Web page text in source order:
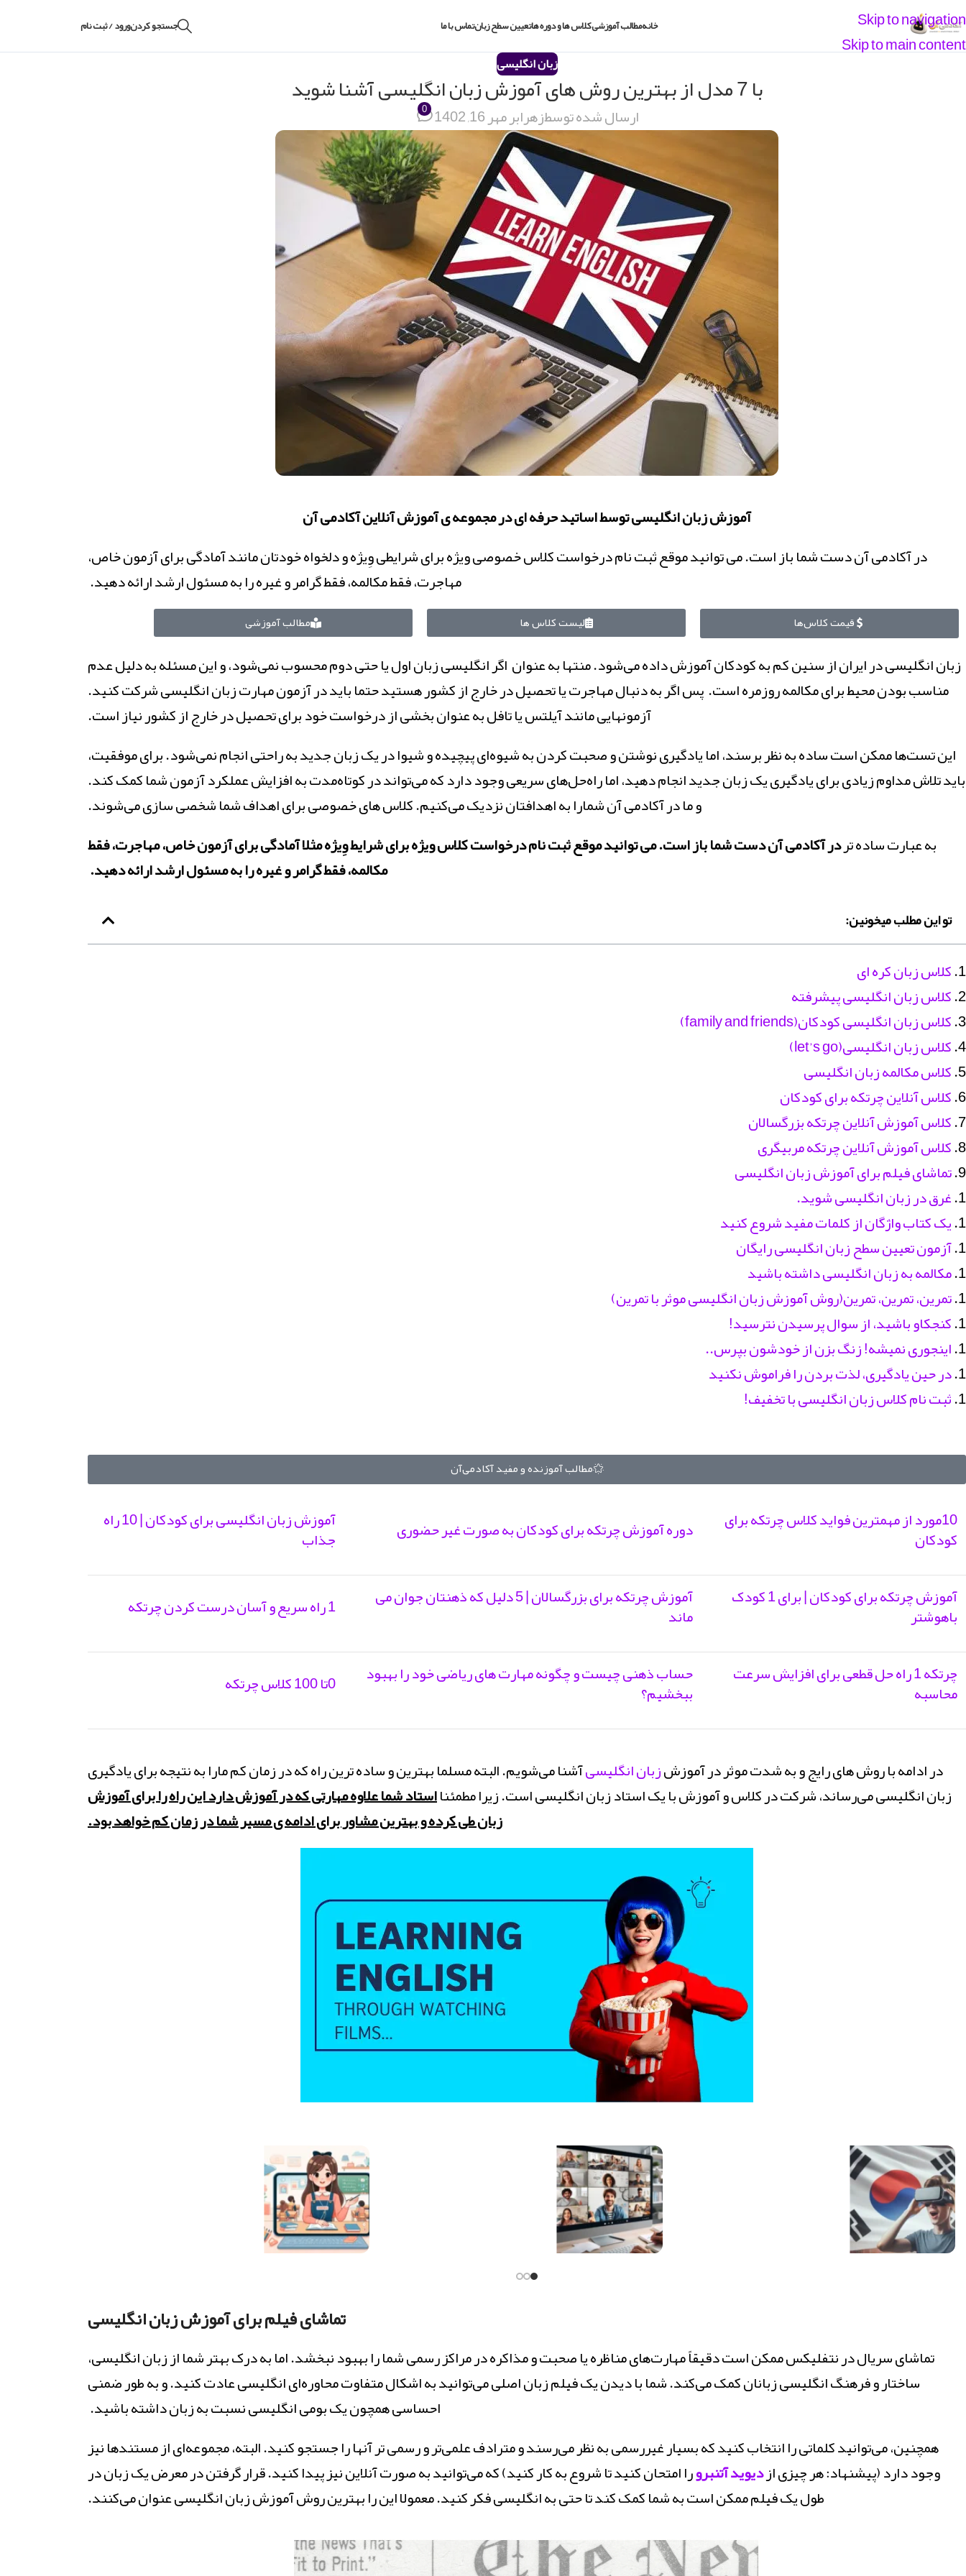
Skip to navigation
Skip to main content
خانهمطالب آموزشیکلاس ها و دوره هاتعیین سطح زبانتماس با ما جستجو کردنورود / ثبت نام
زبان انگلیسی
با 7 مدل از بهترین روش های آموزش زبان انگلیسی آشنا شوید
ارسال شده توسطزهرابر مهر 16, 1402 0
آموزش زبان انگلیسی توسط اساتید حرفه ای در مجموعه ی آموزش آنلاین آکادمی آن
در آکادمی آن دست شما باز است. می توانید موقع ثبت نام درخواست کلاس خصوصی ویژه برای شرایطی وِیژه و دلخواه خودتان مانند آمادگی برای آزمون خاص،
مهاجرت، فقط مکالمه، فقط گرامر و غیره را به مسئول ارشد ارائه دهید. ​
قیمت کلاس‌ها لیست کلاس ها مطالب آموزشی
زبان انگلیسی در ایران از سنین کم به کودکان آموزش داده می‌شود. منتها به عنوان اگر انگلیسی زبان اول یا حتی دوم محسوب نمی‌شود، و این مسئله به دلیل عدم
مناسب بودن محیط برای مکالمه روزمره است. پس اگر به دنبال مهاجرت یا تحصیل در خارج از کشور هستید حتما باید در آزمون مهارت زبان انگلیسی شرکت کنید.
آزمونهایی مانند آیلتس یا تافل به عنوان بخشی از درخواست خود برای تحصیل در خارج از کشور نیاز است.
این تست‌ها ممکن است ساده به نظر برسند، اما یادگیری نوشتن و صحبت کردن به شیوه‌ای پیچیده و شیوا در یک زبان جدید به راحتی انجام نمی‌شود. برای موفقیت،
باید تلاش مداوم زیادی برای یادگیری یک زبان جدید انجام دهید، اما راه‌حل‌های سریعی وجود دارد که می‌تواند در کوتاه‌مدت به افزایش عملکرد آزمون شما کمک کند.
و ما در آکادمی آن شمارا به اهدافتان نزدیک می‌کنیم. کلاس های خصوصی برای اهداف شما شخصی سازی می‌شوند.
به عبارت ساده تردر آکادمی آن دست شما باز است. می توانید موقع ثبت نام درخواست کلاس ویژه برای شرایط وِیژه مثلا آمادگی برای آزمون خاص، مهاجرت، فقط
مکالمه، فقط گرامر و غیره را به مسئول ارشد ارائه دهید.
تو این مطلب میخونین:
کلاس زبان کره ای
کلاس زبان انگلیسی پیشرفته
کلاس زبان انگلیسی کودکان(family and friends)
کلاس زبان انگلیسی(let’s go)
کلاس مکالمه زبان انگلیسی
کلاس آنلاین چرتکه برای کودکان
کلاس آموزش آنلاین چرتکه بزرگسالان
کلاس آموزش آنلاین چرتکه مربیگری
تماشای فیلم برای آموزش زبان انگلیسی
غرق در زبان انگلیسی شوید.
یک کتاب واژگان از کلمات مفید شروع کنید
آزمون تعیین سطح زبان انگلیسی رایگان
مکالمه به زبان انگلیسی داشته باشید
تمرین، تمرین، تمرین(روش آموزش زبان انگلیسی موثر با تمرین)
کنجکاو باشید، از سوال پرسیدن نترسید!
اینجوری نمیشه! زنگ بزن از خودشون بپرس..
در حین یادگیری، لذت بردن را فراموش نکنید
ثبت نام کلاس زبان انگلیسی با تخفیف!
مطالب آموزنده و مفید آکادمی‌آن
10مورد از مهمترین فواید کلاس چرتکه برای
کودکان دوره‌ آموزش چرتکه برای کودکان به صورت غیر حضوری آموزش زبان انگلیسی برای کودکان | 10 راه
جذاب
آموزش چرتکه برای کودکان | برای 1 کودک
باهوشتر
آموزش چرتکه برای بزرگسالان | 5 دلیل که ذهنتان جوان می
ماند 1 راه سریع و آسان درست کردن چرتکه
چرتکه 1 راه حل قطعی برای افزایش سرعت
محاسبه
حساب ذهنی چیست و چگونه مهارت های ریاضی خود را بهبود
ببخشیم؟ 0تا 100 کلاس چرتکه
در ادامه با روش های رایج و به شدت موثر در آموزشزبان انگلیسیآشنا می‌شویم. البته مسلما بهترین و ساده ترین راه که در زمان کم مارا به نتیجه برای یادگیری
زبان انگلیسی می‌رساند، شرکت در کلاس و آموزش با یک استاد زبان انگلیسی است. زیرا مطمئنااستاد شما علاوه مهارتی که در آموزش دارد این راه را برای آموزش
زبان طی کرده و بهترین مشاور برای ادامه ی مسیر شما در زمان کم خواهد بود.
‌آن با اساتید حرفه ای | کمترین هزینه | خصوصی و عمومی |
کتاب های let’s go
ثبت نام فعال
کلاس مکالمه زبان انگلیسی
کلاس مکالمه محمور | مناسب برای شرکت در انواع آزمونها و
مهاجرت | خصوصی و عمومی | کمترین هزینه | حرفه ای ترین
کلاس آنلاین چرتکه برای کودکان
برای سطوح مقدماتی تا پیشرفته | بهترین مربیان | همراه با
تمرین مداوم |سرعت در اموزش| ارتقا هوش و حافظه کودک|
کمترین هزینه
مشاهده و ثبت نام
تماشای فیلم برای آموزش زبان انگلیسی
تماشای سریال در نتفلیکس ممکن است دقیقاً مهارت‌های مناظره یا صحبت و مذاکره در مراکز رسمی شما را بهبود نبخشد. اما به درک بهتر شما از زبان انگلیسی،
ساختار و فرهنگ انگلیسی زبانان کمک می‌کند. شما با دیدن یک فیلم زبان اصلی می‌توانید به اشکال متفاوت محاوره‌ای انگلیسی عادت کنید. و به طور ضمنی
احساسی همچون یک بومی انگلیسی نسبت به زبان داشته باشید.
همچنین، می‌توانید کلماتی را انتخاب کنید که بسیار غیررسمی به نظر می‌رسند و مترادف علمی‌تر و رسمی تر آنها را جستجو کنید. البته، مجموعه‌ای از مستندها نیز
وجود دارد (پیشنهاد: هر چیزی ازدیوید آتنبرورا امتحان کنید تا شروع به کار کنید) که می‌توانید به صورت آنلاین نیز پیدا کنید. قرار گرفتن در معرض یک زبان در
طول یک فیلم ممکن است به شما کمک کند تا حتی به انگلیسی فکر کنید. معمولا این را بهترین روش آموزش زبان انگلیسی عنوان می‌کنند.‌